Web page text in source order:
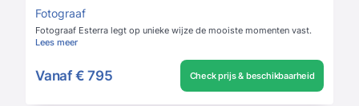
Fotograaf
Fotograaf Esterra legt op unieke wijze de mooiste momenten vast.
Lees meer
Vanaf € 795 Check prijs & beschikbaarheid